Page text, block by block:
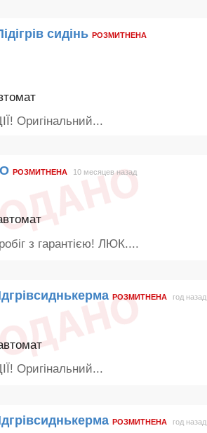
сидінь РОЗМИТНЕНА
Оригінальний...
РОЗМИТНЕНА 10 месяцев назад
з гарантією! ЛЮК....
РОЗМИТНЕНА год назад
Оригінальний...
РОЗМИТНЕНА год назад